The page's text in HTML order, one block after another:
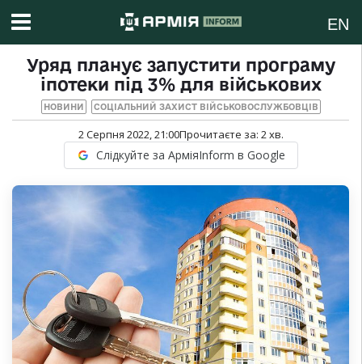
EN
Уряд планує запустити програму
іпотеки під 3% для військових
НОВИНИ СОЦІАЛЬНИЙ ЗАХИСТ ВІЙСЬКОВОСЛУЖБОВЦІВ
2 Серпня 2022, 21:00Прочитаєте за: 2хв.
Слідкуйте за АрміяInform в Google